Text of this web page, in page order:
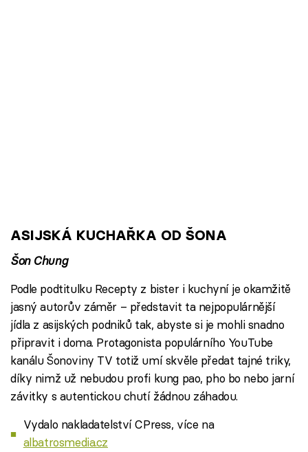
ASIJSKÁ KUCHAŘKA OD ŠONA
Šon Chung
Podle podtitulku Recepty z bister i kuchyní je okamžitě
jasný autorův záměr – představit ta nejpopulárnější
jídla z asijských podniků tak, abyste si je mohli snadno
připravit i doma. Protagonista populárního YouTube
kanálu Šonoviny TV totiž umí skvěle předat tajné triky,
díky nimž už nebudou profi kung pao, pho bo nebo jarní
závitky s autentickou chutí žádnou záhadou.
Vydalo nakladatelství CPress, více na
albatrosmedia.cz